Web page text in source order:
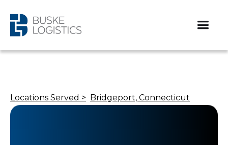
Locations Served > Bridgeport, Connecticut